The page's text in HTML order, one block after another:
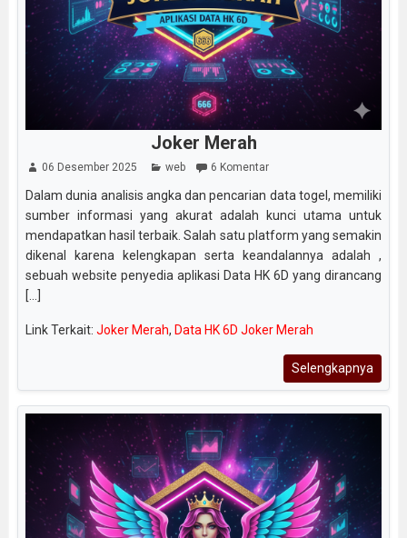
Joker Merah
06 Desember 2025 web 6 Komentar
Dalam dunia analisis angka dan pencarian data togel, memiliki
sumber informasi yang akurat adalah kunci utama untuk
mendapatkan hasil terbaik. Salah satu platform yang semakin
dikenal karena kelengkapan serta keandalannya adalah ,
sebuah website penyedia aplikasi Data HK 6D yang dirancang
[...]
Link Terkait: Joker Merah, Data HK 6D Joker Merah
Selengkapnya